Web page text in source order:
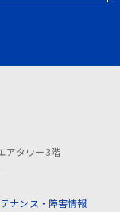
アタワー3階
ナンス・障害情報